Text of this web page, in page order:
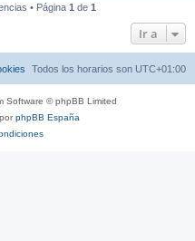
• Página 1 de 1
Ir a
Todos los horarios son UTC+01:00
Software © phpBB Limited
phpBB España